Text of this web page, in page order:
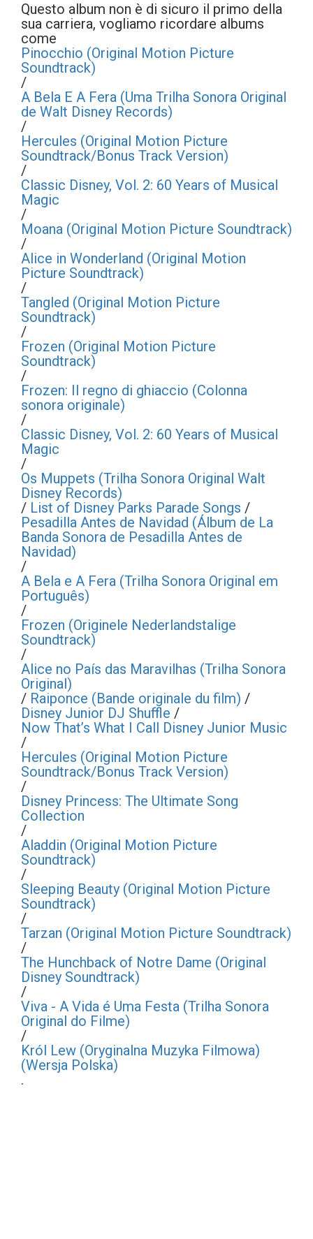
Questo album non è di sicuro il primo della
sua carriera, vogliamo ricordare albums
come
Pinocchio (Original Motion Picture
Soundtrack)
/
A Bela E A Fera (Uma Trilha Sonora Original
de Walt Disney Records)
/
Hercules (Original Motion Picture
Soundtrack/Bonus Track Version)
/
Classic Disney, Vol. 2: 60 Years of Musical
Magic
/
Moana (Original Motion Picture Soundtrack)
/
Alice in Wonderland (Original Motion
Picture Soundtrack)
/
Tangled (Original Motion Picture
Soundtrack)
/
Frozen (Original Motion Picture
Soundtrack)
/
Frozen: Il regno di ghiaccio (Colonna
sonora originale)
/
Classic Disney, Vol. 2: 60 Years of Musical
Magic
/
Os Muppets (Trilha Sonora Original Walt
Disney Records)
/ List of Disney Parks Parade Songs /
Pesadilla Antes de Navidad (Álbum de La
Banda Sonora de Pesadilla Antes de
Navidad)
/
A Bela e A Fera (Trilha Sonora Original em
Português)
/
Frozen (Originele Nederlandstalige
Soundtrack)
/
Alice no País das Maravilhas (Trilha Sonora
Original)
/ Raiponce (Bande originale du film) /
Disney Junior DJ Shuffle /
Now That’s What I Call Disney Junior Music
/
Hercules (Original Motion Picture
Soundtrack/Bonus Track Version)
/
Disney Princess: The Ultimate Song
Collection
/
Aladdin (Original Motion Picture
Soundtrack)
/
Sleeping Beauty (Original Motion Picture
Soundtrack)
/
Tarzan (Original Motion Picture Soundtrack)
/
The Hunchback of Notre Dame (Original
Disney Soundtrack)
/
Viva - A Vida é Uma Festa (Trilha Sonora
Original do Filme)
/
Król Lew (Oryginalna Muzyka Filmowa)
(Wersja Polska)
.